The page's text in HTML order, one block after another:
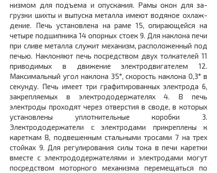
низмом для подъема и опускания. Рамы окон для за­
грузки шихты и выпуска металла имеют водяное охлаж­
дение. Печь установлена на раме 15, опирающейся на
четыре подшипника 14 опорных стоек 9. Для наклона печи
при сливе металла служит механизм, расположен­ный под
печью. Наклоняют печь посредством двух толкателей 11
приводимых в движение электродвигате­лем 12.
Максимальный угол наклона 35°, скорость на­клона 0,3° в
секунду. Печь имеет три графитированных электрода 6,
закрепляемых в электрододержателях 4. В печь
электроды проходят через отверстия в своде, в ко­торых
установлены уплотнительные коробки 3.
Электрододержатели с электродами прикреплены к
кареткам 8, подвешенным стальными тросами 7 на трех
стойках 9. Для регулирования силы тока в печи каретки
вместе с электрододержателями и электродами могут
посредст­вом моторного механизма перемещаться по